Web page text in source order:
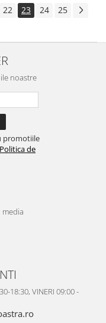
22 23 24 25
noastre
promotiile
Politica de
media
18:30, VINERI 09:00 -